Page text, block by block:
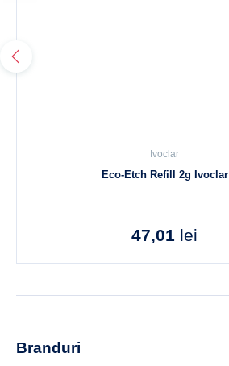
Ivoclar
Eco-Etch Refill 2g Ivoclar
47,01 lei
Branduri